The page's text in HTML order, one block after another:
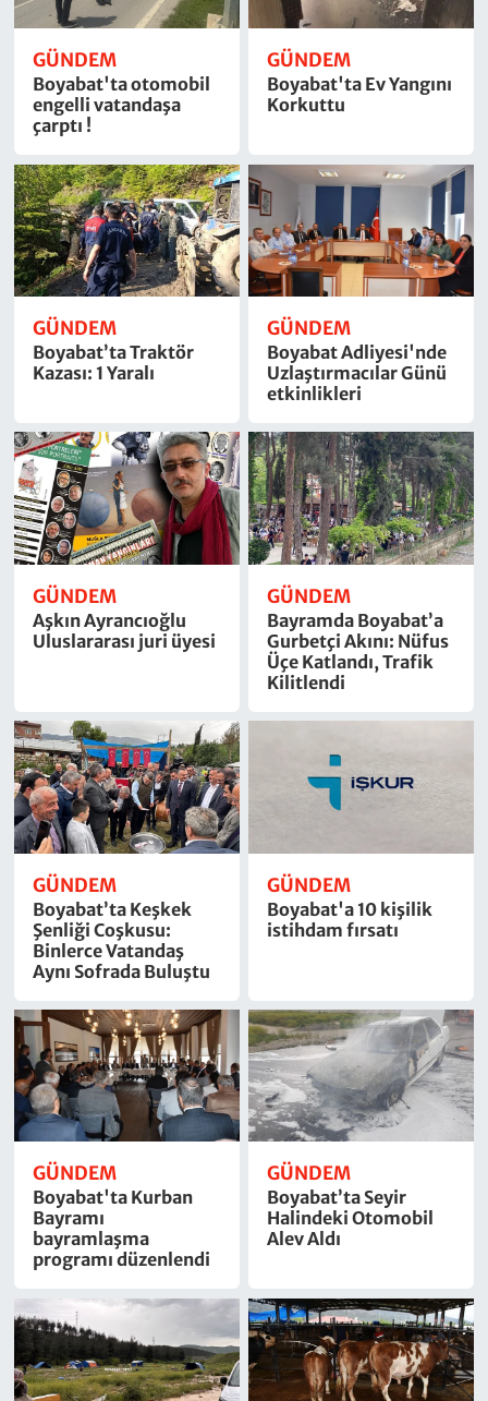
GÜNDEM
Boyabat'ta otomobil
engelli vatandaşa
çarptı !
GÜNDEM
Boyabat'ta Ev Yangını
Korkuttu
GÜNDEM
Boyabat’ta Traktör
Kazası: 1 Yaralı
GÜNDEM
Boyabat Adliyesi'nde
Uzlaştırmacılar Günü
etkinlikleri
GÜNDEM
Aşkın Ayrancıoğlu
Uluslararası juri üyesi
GÜNDEM
Bayramda Boyabat’a
Gurbetçi Akını: Nüfus
Üçe Katlandı, Trafik
Kilitlendi
GÜNDEM
Boyabat’ta Keşkek
Şenliği Coşkusu:
Binlerce Vatandaş
Aynı Sofrada Buluştu
GÜNDEM
Boyabat'a 10 kişilik
istihdam fırsatı
GÜNDEM
Boyabat'ta Kurban
Bayramı
bayramlaşma
programı düzenlendi
GÜNDEM
Boyabat’ta Seyir
Halindeki Otomobil
Alev Aldı